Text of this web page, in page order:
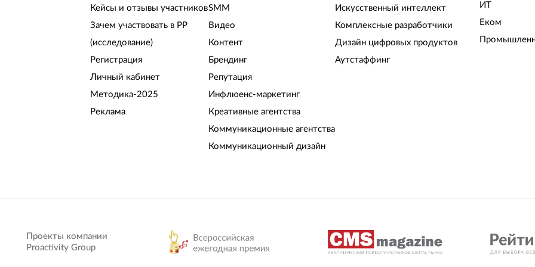
Кейсы и отзывы участников
Зачем участвовать в РР
(исследование)
Регистрация
Личный кабинет
Методика-2025
Реклама
SMM
Видео
Контент
Брендинг
Репутация
Инфлюенс-маркетинг
Креативные агентства
Коммуникационные агентства
Коммуникационный дизайн
Искусственный интеллект
Комплексные разработчики
Дизайн цифровых продуктов
Аутстаффинг
ИТ
Еком
Проекты компании
Proactivity Group